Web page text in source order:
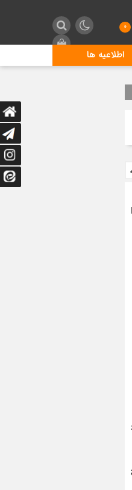
0
اطلاعیه ها
چیست؟